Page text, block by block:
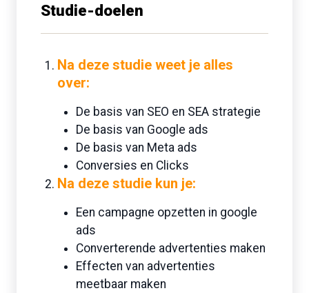
Studie-doelen
Na deze studieweet je alles
over:
De basis van SEO en SEA strategie
De basis van Google ads
De basis van Meta ads
Conversies en Clicks
Na deze studie kun je:
Een campagne opzetten in google
ads
Converterende advertenties maken
Effecten van advertenties
meetbaar maken